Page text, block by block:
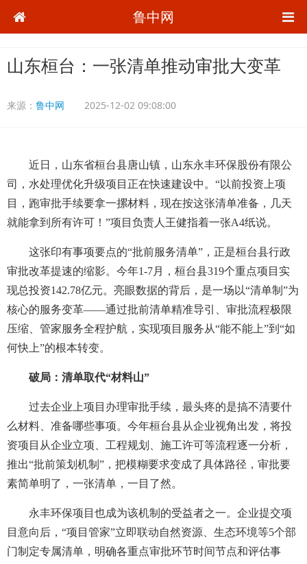
鲁中网
山东桓台：一张清单推动审批大变革
来源： 鲁中网 2025-12-02 09:08:00
近日，山东省桓台县唐山镇，山东永丰环保股份有限公
司，水处理优化升级项目正在快速建设中。“以前投资上项
目，跑审批手续要拿一摞材料，现在按这张清单准备，几天
就能拿到所有许可！”项目负责人王健指着一张A4纸说。
这张印有事项要点的“批前服务清单”，正是桓台县行政
审批改革提速的缩影。今年1-7月，桓台县319个重点项目实
现总投资142.78亿元。亮眼数据的背后，是一场以“清单制”为
核心的服务变革——通过批前清单精准导引、审批流程极限
压缩、管家服务全程护航，实现项目服务从“能不能上”到“如
何快上”的根本转变。
破局：清单取代“材料山”
过去企业上项目办理审批手续，最头疼的是搞不清要什
么材料、准备哪些事项。今年桓台县从企业视角出发，将投
资项目从企业立项、工程规划、施工许可等流程逐一分析，
推出“批前策划机制”，把模糊要求变成了具体路径，审批要
素简单明了，一张清单，一目了然。
永丰环保项目也成为该机制的受益者之一。企业提交项
目意向后，“项目管家”立即联动自然资源、生态环境等5个部
门制定专属清单，明确各重点审批环节时间节点和评估事